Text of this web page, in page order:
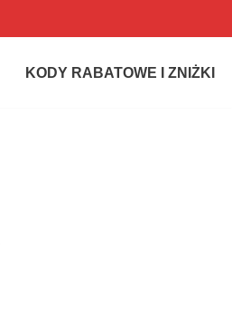
KODY RABATOWE I ZNIŻKI